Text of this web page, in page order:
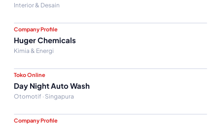
Interior & Desain
Company Profile
Huger Chemicals
Kimia & Energi
Toko Online
Day Night Auto Wash
Otomotif · Singapura
Company Profile